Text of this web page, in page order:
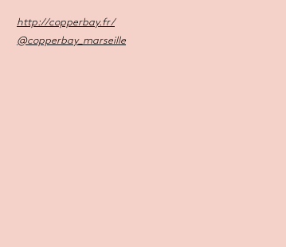
http://copperbay.fr/
@copperbay_marseille